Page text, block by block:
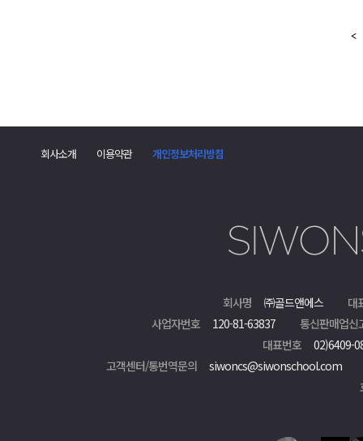
회사소개 이용약관 개인정보처리방침
회사명 ㈜골드앤에스
대
사업자번호
120-81-63837
통신판매업신
대표번호
02)6409-
고객센터/통번역문의
siwoncs@siwonschool.com